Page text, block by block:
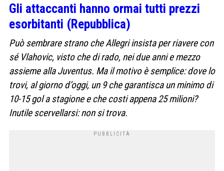
Gli attaccanti hanno ormai tutti prezzi
esorbitanti (Repubblica)
Può sembrare strano che Allegri insista per riavere con
sé Vlahovic, visto che di rado, nei due anni e mezzo
assieme alla Juventus. Ma il motivo è semplice: dove lo
trovi, al giorno d’oggi, un 9 che garantisca un minimo di
10-15 gol a stagione e che costi appena 25 milioni?
Inutile scervellarsi: non si trova.